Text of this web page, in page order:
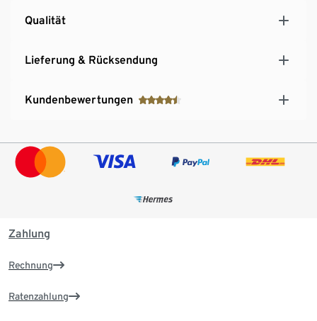
Qualität
Lieferung & Rücksendung
Kundenbewertungen
Zahlung
Rechnung
Ratenzahlung